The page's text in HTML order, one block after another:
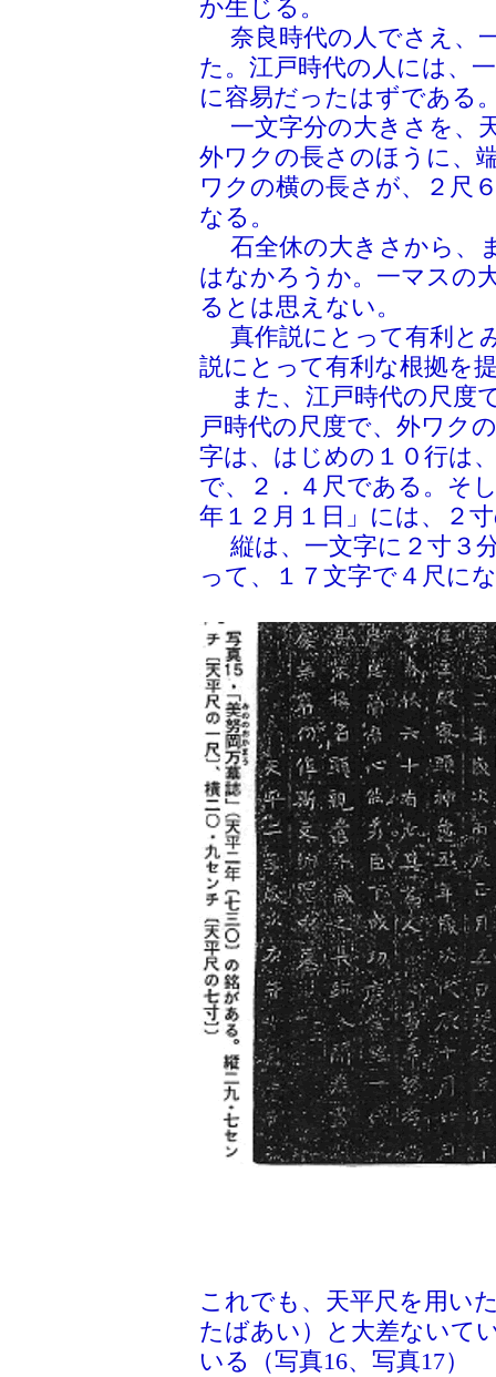
か生じる。
奈良時代の人でさえ、
た。江戸時代の人には、
に容易だったはずである
一文字分の大きさを、
外ワクの長さのほうに、
ワクの横の長さが、２尺
なる。
石全休の大きさから、
はなかろうか。一マスの
るとは思えない。
真作説にとって有利と
説にとって有利な根拠を
また、江戸時代の尺度
戸時代の尺度で、外ワク
字は、はじめの１０行は
で、２．４尺である。そ
年１２月１日」には、２
縦は、一文字に２寸３
って、１７文字で４尺に
これでも、天平尺を用い
たばあい）と大差ないて
いる（写真16、写真17）